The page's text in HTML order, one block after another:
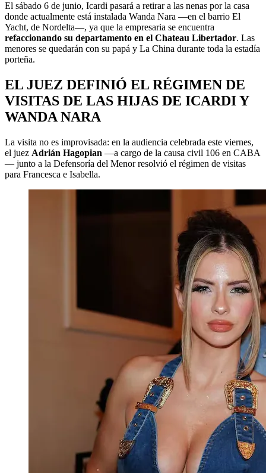
El sábado 6 de junio, Icardi pasará a retirar a las nenas por la casa
donde actualmente está instalada Wanda Nara —en el barrio El
Yacht, de Nordelta—, ya que la empresaria se encuentra
refaccionando su departamento en el Chateau Libertador. Las
menores se quedarán con su papá y La China durante toda la estadía
porteña.
EL JUEZ DEFINIÓ EL RÉGIMEN DE
VISITAS DE LAS HIJAS DE ICARDI Y
WANDA NARA
La visita no es improvisada: en la audiencia celebrada este viernes,
el juez Adrián Hagopian —a cargo de la causa civil 106 en CABA
— junto a la Defensoría del Menor resolvió el régimen de visitas
para Francesca e Isabella.